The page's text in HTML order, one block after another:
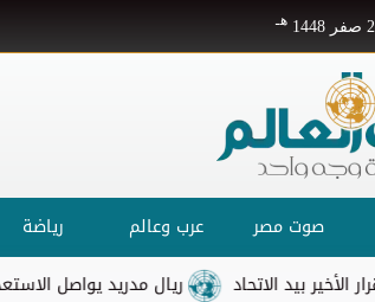
هـ
صوت مصر عرب وعالم رياضة
ريال مدريد يواصل الاستعداد الاتحاد